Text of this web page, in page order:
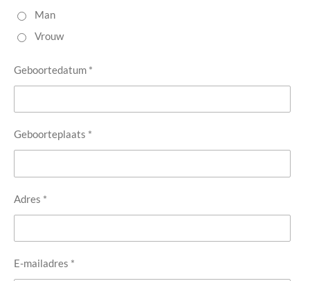
Man
Vrouw
Geboortedatum *
Geboorteplaats *
Adres *
E-mailadres *